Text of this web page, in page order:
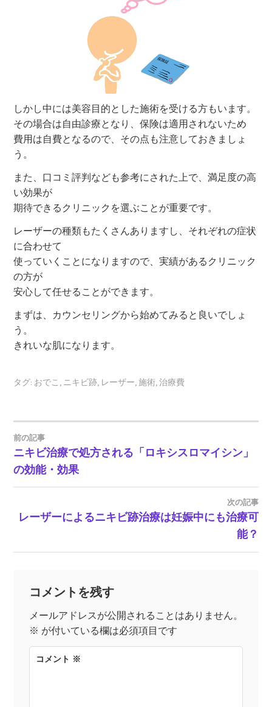
しかし中には美容目的とした施術を受ける方もいます。
その場合は自由診療となり、保険は適用されないため
費用は自費となるので、その点も注意しておきましょ
う。
また、口コミ評判なども参考にされた上で、満足度の高
い効果が
期待できるクリニックを選ぶことが重要です。
レーザーの種類もたくさんありますし、それぞれの症状
に合わせて
使っていくことになりますので、実績があるクリニック
の方が
安心して任せることができます。
まずは、カウンセリングから始めてみると良いでしょ
う。
きれいな肌になります。
タグ: おでこ , ニキビ跡, レーザー,施術,治療費
投
稿
ー
シ
ョ
前の記事
ニキビ治療で処方される「ロキシスロマイシン」
の効能・効果
次の記事
レーザーによるニキビ跡治療は妊娠中にも治療可
能？
コメントを残す
メールアドレスが公開されることはありません。
※ が付いている欄は必須項目です
コメント ※